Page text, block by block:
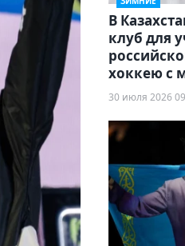
В
клуб для
хоккею с
30 июля 2026